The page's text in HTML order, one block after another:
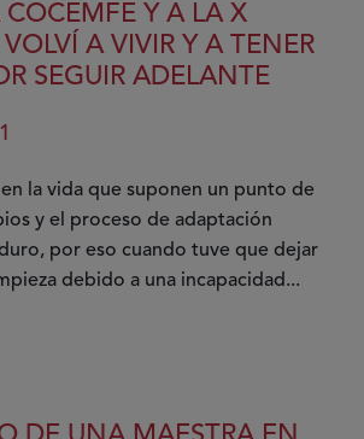
COCEMFE Y A LA X
A VIVIR Y A TENER
SEGUIR ADELANTE
la vida que suponen un punto de
y el proceso de adaptación
por eso cuando tuve que dejar
debido a una incapacidad...